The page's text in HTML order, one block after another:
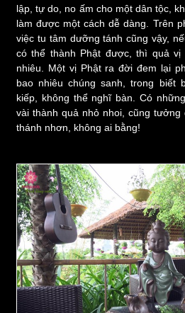
lập, tự do, no ấm cho một dân tộc,
làm được một cách dễ dàng. Trên
việc tu tâm dưỡng tánh cũng vậy,
có thể thành Phật được, thì quả
nhiêu. Một vị Phật ra đời đem lại
bao nhiêu chúng sanh, trong biết
kiếp, không thể nghĩ bàn. Có
vài thành quả nhỏ nhoi, cũng tưởng
thánh nhơn, không ai bằng!